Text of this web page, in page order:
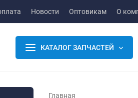
Новости Оптовикам О
КАТАЛОГ ЗАПЧАСТЕЙ
Главная